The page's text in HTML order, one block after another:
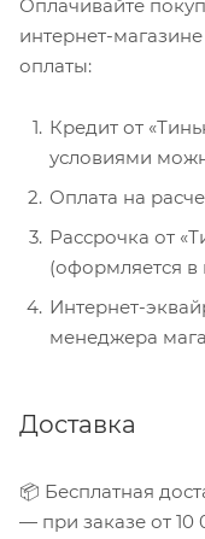
Оплачивайте
интернет-
оплаты:
Кредит от
условиями
Оплата на
Рассрочка от
(оформляется
Интернет-
менеджера
Доставка
📦 Бесплатная
— при заказе от 10